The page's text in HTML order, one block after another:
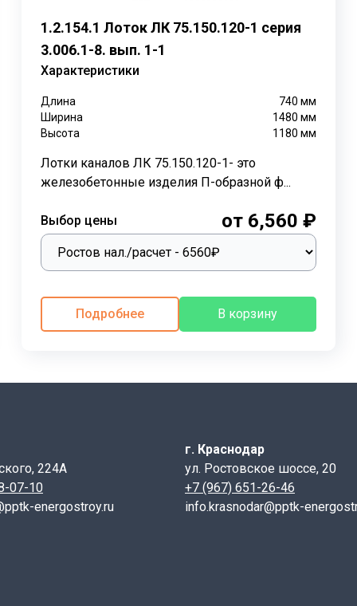
9; 12; 15 2990 1480 140 1550
9; 12; 15 740 1480
ЛК обрабатывают специальными растворами.
проводить на подготовленное основание из песка
ЛК выполняются специальной техникой из за
монтажные петли. При литье лотка,
лотки для каналов
высокого качества, которые
и эксплуатации, проложенных в железобетонных
и можно без повреждения бетонных лотков и
лотков каналов в сейсмически опасных зонах,
1-1.
При небольших землетрясениях, возможно
B (см)
от их назначения и размеров прокладываемых
из лотковх элементов. Выпуск 1-1. Трассы. Лотки.
1.2.154.1 Лоток ЛК 75.150.120-1 серия
3.006.1-8. вып. 1-1
Характеристики
Длина 740 мм
Ширина
1480 мм
Высота
1180 мм
Лотки каналов ЛК 75.150.120-1- это
железобетонные изделия П-образной ф...
Выбор цены от 6,560 ₽
Подробнее В корзину
224А
07-10
energostroy.ru
г. Краснодар
ул. Ростовское шоссе, 20
+7 (967) 651-26-46
info.krasnodar@pptk-